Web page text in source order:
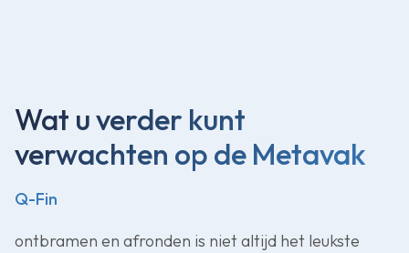
Wat u verder kunt
verwachten op de Metavak
Q-Fin
ontbramen en afronden is niet altijd het leukste